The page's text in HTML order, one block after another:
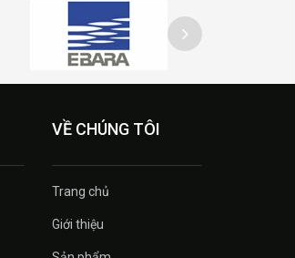
VỀ CHÚNG TÔI
Trang chủ
Giới thiệu